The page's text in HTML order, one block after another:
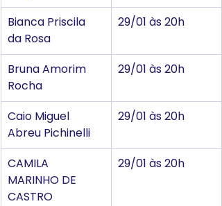
Bianca Priscila
da Rosa
29/01 às 20h
Bruna Amorim
Rocha
29/01 às 20h
Caio Miguel
Abreu Pichinelli
29/01 às 20h
CAMILA
MARINHO DE
CASTRO
29/01 às 20h